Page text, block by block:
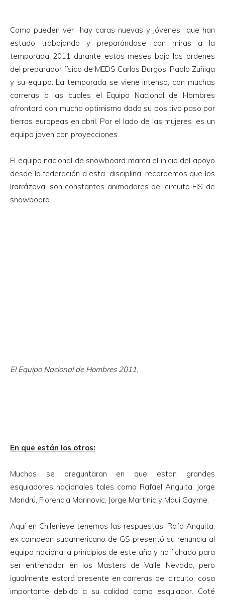
Como pueden ver hay caras nuevas y jóvenes que han
estado trabajando y preparándose con miras a la
temporada 2011 durante estos meses bajo las ordenes
del preparador físico de MEDS Carlos Burgos, Pablo Zuñiga
y su equipo. La temporada se viene intensa, con muchas
carreras a las cuales el Equipo Nacional de Hombres
afrontará con mucho optimismo dado su positivo paso por
tierras europeas en abril. Por el lado de las mujeres ,es un
equipo joven con proyecciones.
El equipo nacional de snowboard marca el inicio del apoyo
desde la federación a esta disciplina, recordemos que los
Irarrázaval son constantes animadores del circuito FIS de
snowboard.
El Equipo Nacional de Hombres 2011.
En que están los otros:
Muchos se preguntaran en que estan grandes
esquiadores nacionales tales como Rafael Anguita, Jorge
Mandrú, Florencia Marinovic, Jorge Martinic y Maui Gayme.
Aquí en Chilenieve tenemos las respuestas: Rafa Anguita,
ex campeón sudamericano de GS presentó su renuncia al
equipo nacional a principios de este año y ha fichado para
ser entrenador en los Masters de Valle Nevado, pero
igualmente estará presente en carreras del circuito, cosa
importante debido a su calidad como esquiador. Coté